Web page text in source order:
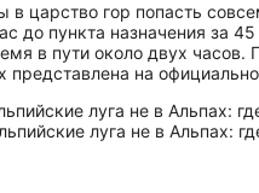
в царство гор попасть
до пункта назначения за
в пути около двух
представлена на